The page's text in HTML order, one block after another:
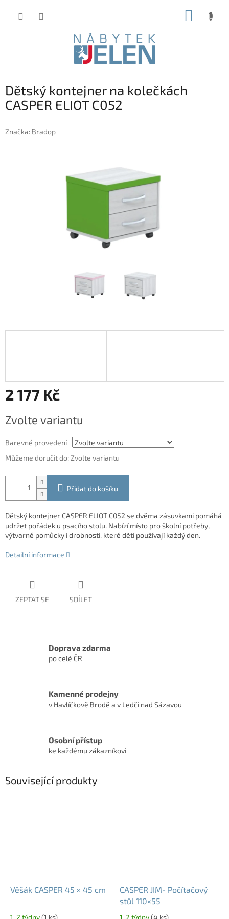
Dětský kontejner na kolečkách
CASPER ELIOT C052
Značka: Bradop
2 177 Kč
cena:
Zvolte variantu
Barevné provedení
Můžeme doručit do: Zvolte variantu
Přidat do košíku
Dětský kontejner CASPER ELIOT C052 se dvěma zásuvkami pomáhá
udržet pořádek u psacího stolu. Nabízí místo pro školní potřeby,
výtvarné pomůcky i drobnosti, které děti používají každý den.
Detailní informace
ZEPTAT SE SDÍLET
Doprava zdarma
po celé ČR
Kamenné prodejny
v Havlíčkově Brodě a v Ledči nad Sázavou
Osobní přístup
ke každému zákazníkovi
Související produkty
Věšák CASPER 45 × 45 cm
1-2 týdny(1 ks)
CASPER JIM- Počítačový
stůl 110×55
1-2 týdny(4 ks)